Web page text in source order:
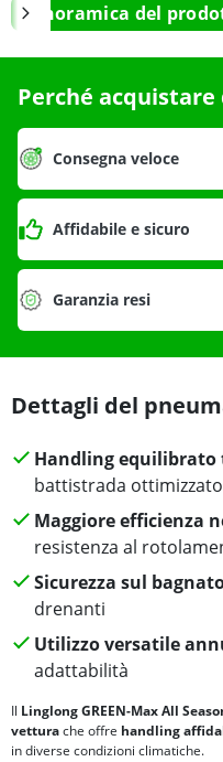
Panoramica del
Perché
Consegna veloce
Affidabile e sicuro
Garanzia resi
Dettagli del
Handling equilibrato
battistrada ottimizzato
Maggiore efficienza
resistenza al
Sicurezza sul
drenanti
Utilizzo versatile
adattabilità
Il Linglong GREEN-Max All
vetturache offre handling
in diverse condizioni climatiche.